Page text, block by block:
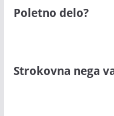
Poletno delo?
Strokovna nega